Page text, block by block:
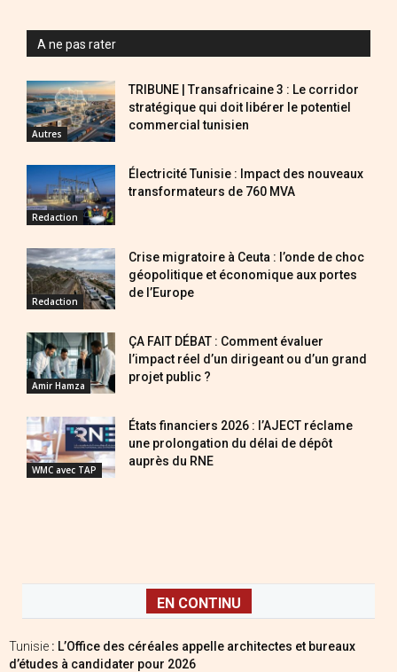
A ne pas rater
Autres
TRIBUNE | Transafricaine 3 : Le corridor
stratégique qui doit libérer le potentiel
commercial tunisien
Redaction
Électricité Tunisie : Impact des nouveaux
transformateurs de 760 MVA
Redaction
Crise migratoire à Ceuta : l’onde de choc
géopolitique et économique aux portes
de l’Europe
Amir Hamza
ÇA FAIT DÉBAT : Comment évaluer
l’impact réel d’un dirigeant ou d’un grand
projet public ?
WMC avec TAP
États financiers 2026 : l’AJECT réclame
une prolongation du délai de dépôt
auprès du RNE
EN CONTINU
Tunisie : L’Office des céréales appelle architectes et bureaux
d’études à candidater pour 2026